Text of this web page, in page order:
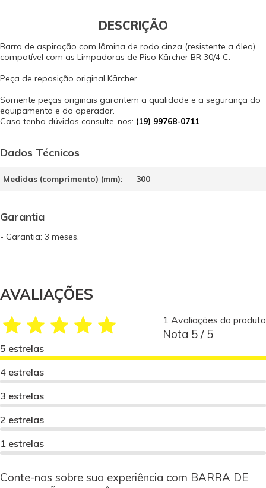
DESCRIÇÃO
Barra de aspiração com lâmina de rodo cinza (resistente a óleo)
compatível com as Limpadoras de Piso Kärcher BR 30/4 C.
Peça de reposição original Kärcher.
Somente peças originais garantem a qualidade e a segurança do
equipamento e do operador.
Caso tenha dúvidas consulte-nos: (19) 99768-0711.
Dados Técnicos
Medidas (comprimento) (mm): 300
Garantia
- Garantia: 3 meses.
AVALIAÇÕES
1 Avaliações do produto
Nota 5 / 5
5 estrelas
4 estrelas
3 estrelas
2 estrelas
1 estrelas
Conte-nos sobre sua experiência com BARRA DE